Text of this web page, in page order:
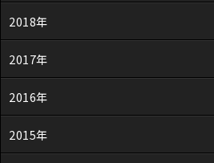
2018年
2017年
2016年
2015年